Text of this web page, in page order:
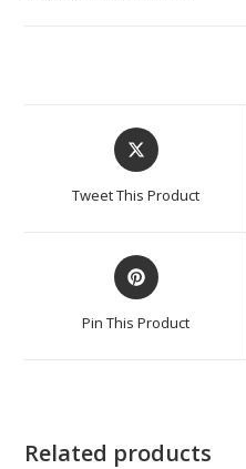
Tweet This Product
Pin This Product
Related products